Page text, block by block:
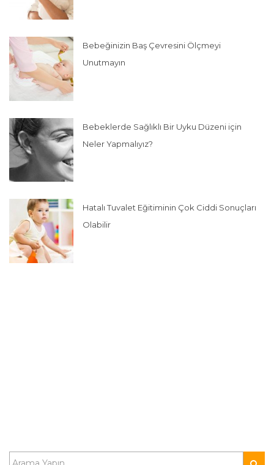
Bebeğinizin Baş Çevresini Ölçmeyi
Unutmayın
Bebeklerde Sağlıklı Bir Uyku Düzeni için
Neler Yapmalıyız?
Hatalı Tuvalet Eğitiminin Çok Ciddi Sonuçları
Olabilir